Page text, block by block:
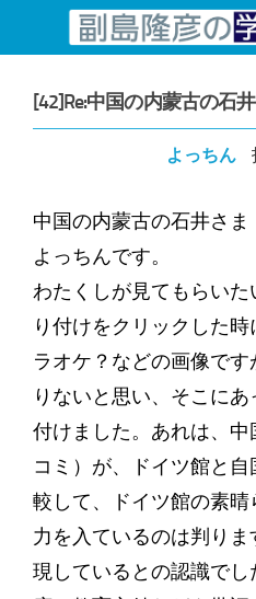
コンテンツへスキップ
[42]Re:中国の内蒙古の石井
よっちん
中国の内蒙古の石井さま
よっちんです。
わたくしが見てもらい
り付けをクリックした
ラオケ？などの画像で
りないと思い、そこに
付けました。あれは、
コミ）が、ドイツ館と
較して、ドイツ館の素
力を入ているのは判り
現しているとの認識で